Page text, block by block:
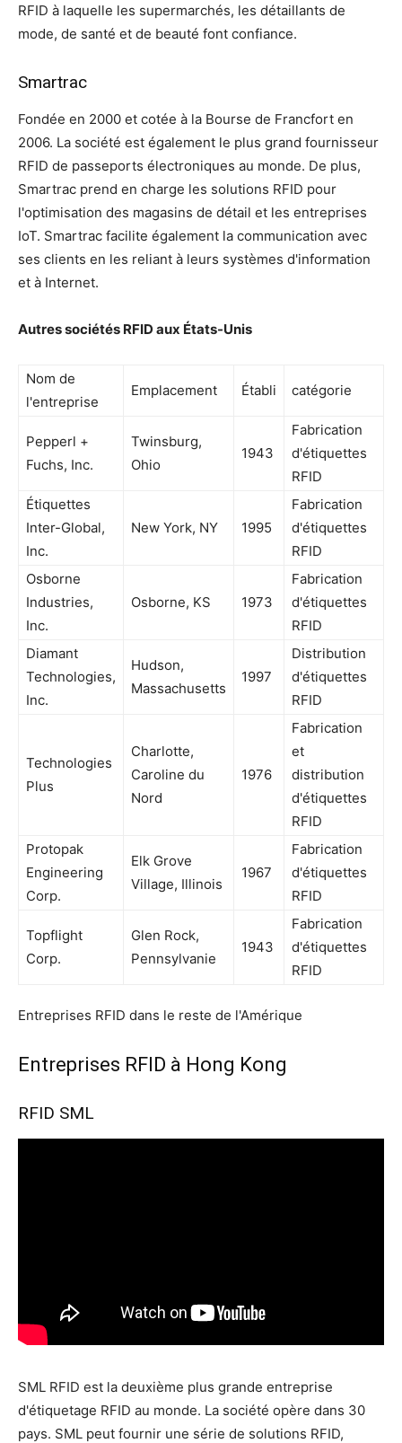
RFID à laquelle les supermarchés, les détaillants de
mode, de santé et de beauté font confiance.
Smartrac
Fondée en 2000 et cotée à la Bourse de Francfort en
2006. La société est également le plus grand fournisseur
RFID de passeports électroniques au monde. De plus,
Smartrac prend en charge les solutions RFID pour
l'optimisation des magasins de détail et les entreprises
IoT. Smartrac facilite également la communication avec
ses clients en les reliant à leurs systèmes d'information
et à Internet.
Autres sociétés RFID aux États-Unis
Nom de
l'entreprise
Emplacement Établi catégorie
Pepperl +
Fuchs, Inc.
Twinsburg,
Ohio
1943
Fabrication
d'étiquettes
RFID
Étiquettes
Inter-Global,
Inc.
New York, NY 1995
Fabrication
d'étiquettes
RFID
Osborne
Industries,
Inc.
Osborne, KS 1973
Fabrication
d'étiquettes
RFID
Diamant
Technologies,
Inc.
Hudson,
Massachusetts
1997
Distribution
d'étiquettes
RFID
Technologies
Plus
Charlotte,
Caroline du
Nord
1976
Fabrication
et
distribution
d'étiquettes
RFID
Protopak
Engineering
Corp.
Elk Grove
Village, Illinois
1967
Fabrication
d'étiquettes
RFID
Topflight
Corp.
Glen Rock,
Pennsylvanie
1943
Fabrication
d'étiquettes
RFID
Entreprises RFID dans le reste de l'Amérique
Entreprises RFID à Hong Kong
RFID SML
SML RFID est la deuxième plus grande entreprise
d'étiquetage RFID au monde. La société opère dans 30
pays. SML peut fournir une série de solutions RFID,